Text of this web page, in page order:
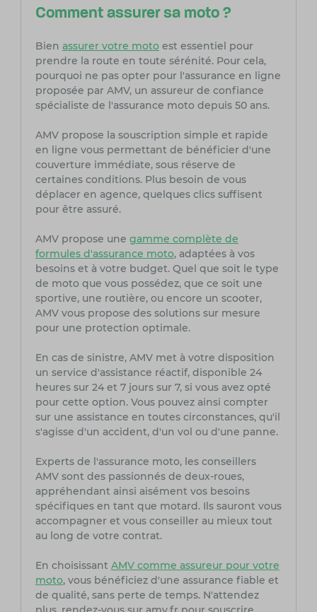
Comment assurer sa moto ?
Bien assurer votre motoest essentiel pour
prendre la route en toute sérénité. Pour cela,
pourquoi ne pas opter pour l'assurance en ligne
proposée par AMV, un assureur de confiance
spécialiste de l'assurance moto depuis 50 ans.
AMV propose la souscription simple et rapide
en ligne vous permettant de bénéficier d'une
couverture immédiate, sous réserve de
certaines conditions. Plus besoin de vous
déplacer en agence, quelques clics suffisent
pour être assuré.
AMV propose une gamme complète de
formules d'assurance moto, adaptées à vos
besoins et à votre budget. Quel que soit le type
de moto que vous possédez, que ce soit une
sportive, une routière, ou encore un scooter,
AMV vous propose des solutions sur mesure
pour une protection optimale.
En cas de sinistre, AMV met à votre disposition
un service d'assistance réactif, disponible 24
heures sur 24 et 7 jours sur 7, si vous avez opté
pour cette option. Vous pouvez ainsi compter
sur une assistance en toutes circonstances, qu'il
s'agisse d'un accident, d'un vol ou d'une panne.
Experts de l'assurance moto, les conseillers
AMV sont des passionnés de deux-roues,
appréhendant ainsi aisément vos besoins
spécifiques en tant que motard. Ils sauront vous
accompagner et vous conseiller au mieux tout
au long de votre contrat.
En choisissant AMV comme assureur pour votre
moto, vous bénéficiez d'une assurance fiable et
de qualité, sans perte de temps. N'attendez